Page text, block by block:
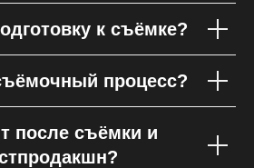
к съёмке?
процесс?
после съёмки и